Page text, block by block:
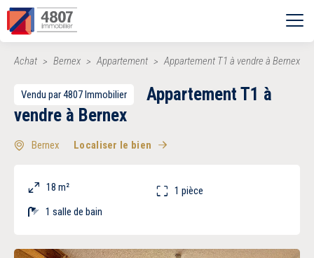
Vente
Location
Nos agences
Ouvrir le menu
Achat Bernex Appartement Appartement T1 à vendre à Bernex
Vendu par 4807 Immobilier
Appartement T1 à
vendre à Bernex
Bernex Localiser le bien
18 m²
1 pièce
1 salle de bain